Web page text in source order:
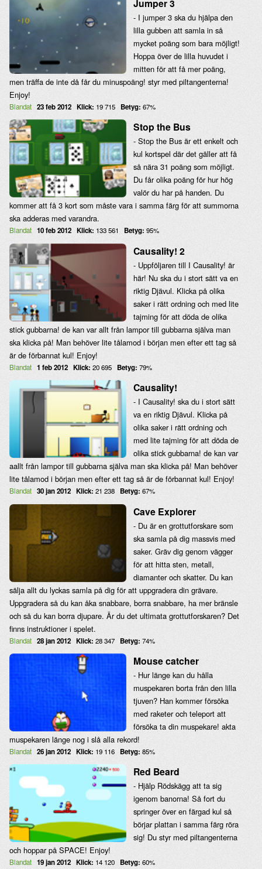
Jumper 3
- I jumper 3 ska du hjälpa den
lilla gubben att samla in så
mycket poäng som bara möjligt!
Hoppa över de lilla huvudet i
mitten för att få mer poäng,
men träffa de inte då får du minuspoäng! styr med piltangenterna!
Enjoy!
Blandat 23 feb 2012 Klick: 19 715 Betyg: 67%
Stop the Bus
- Stop the Bus är ett enkelt och
kul kortspel där det gäller att få
så nära 31 poäng som möjligt.
Du får olika poäng för hur hög
valör du har på handen. Du
kommer att få 3 kort som måste vara i samma färg för att summorna
ska adderas med varandra.
Blandat 10 feb 2012 Klick: 133 561 Betyg: 95%
Causality! 2
- Uppföljaren till I Causality! är
här! Nu ska du i stort sätt va en
riktig Djävul. Klicka på olika
saker i rätt ordning och med lite
tajming för att döda de olika
stick gubbarna! de kan var allt från lampor till gubbarna själva man
ska klicka på! Man behöver lite tålamod i början men efter ett tag så
är de förbannat kul! Enjoy!
Blandat 1 feb 2012 Klick: 20 695 Betyg: 79%
Causality!
- I Causality! ska du i stort sätt
va en riktig Djävul. Klicka på
olika saker i rätt ordning och
med lite tajming för att döda de
olika stick gubbarna! de kan var
aallt från lampor till gubbarna själva man ska klicka på! Man behöver
lite tålamod i början men efter ett tag så är de förbannat kul! Enjoy!
Blandat 30 jan 2012 Klick: 21 238 Betyg: 67%
Cave Explorer
- Du är en grottutforskare som
ska samla på dig massvis med
saker. Gräv dig genom vägger
för att hitta sten, metall,
diamanter och skatter. Du kan
sälja allt du lyckas samla på dig för att uppgradera din grävare.
Uppgradera så du kan åka snabbare, borra snabbare, ha mer bränsle
och så du kan borra djupare. Är du det ultimata grottutforskaren? Det
finns instruktioner i spelet.
Blandat 28 jan 2012 Klick: 28 347 Betyg: 74%
Mouse catcher
- Hur länge kan du hålla
muspekaren borta från den lilla
tjuven? Han kommer försöka
med raketer och teleport att
försöka ta din muspekare! akta
muspekaren länge nog i slå alla rekord!
Blandat 26 jan 2012 Klick: 19 116 Betyg: 85%
Red Beard
- Hjälp Rödskägg att ta sig
igenom banorna! Så fort du
springer över en färgad kul så
börjar plattan i samma färg röra
sig! Du styr med piltangenterna
och hoppar på SPACE! Enjoy!
Blandat 19 jan 2012 Klick: 14 120 Betyg: 60%